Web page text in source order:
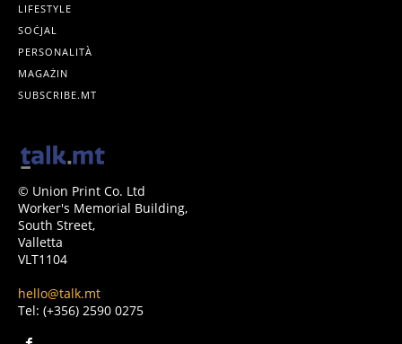
LIFESTYLE
SOĊJAL
PERSONALITÀ
MAGAŻIN
SUBSCRIBE.MT
© Union Print Co. Ltd
Worker's Memorial Building,
South Street,
Valletta
VLT1104
hello@talk.mt
Tel: (+356) 2590 0275